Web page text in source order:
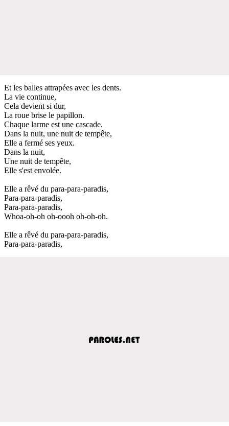
Et les balles attrapées avec les dents.
La vie continue,
Cela devient si dur,
La roue brise le papillon.
Chaque larme est une cascade.
Dans la nuit, une nuit de tempête,
Elle a fermé ses yeux.
Dans la nuit,
Une nuit de tempête,
Elle s'est envolée.
Elle a rêvé du para-para-paradis,
Para-para-paradis,
Para-para-paradis,
Whoa-oh-oh oh-oooh oh-oh-oh.
Elle a rêvé du para-para-paradis,
Para-para-paradis,